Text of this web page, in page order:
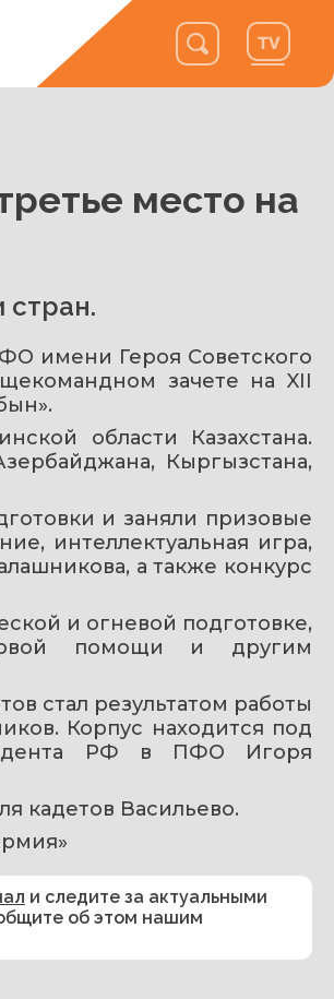
место на
стран.
имени Героя Советского
зачете на XII
области Казахстана.
Кыргызстана,
и заняли призовые
интеллектуальная игра,
а также конкурс
и огневой подготовке,
помощи и другим
стал результатом работы
Корпус находится под
РФ в ПФО Игоря
кадетов Васильево.
и следите за актуальными
об этом нашим